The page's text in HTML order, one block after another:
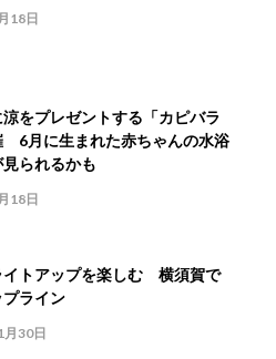
18日
をプレゼントする「カピバラ
6月に生まれた赤ちゃんの水浴
られるかも
18日
イトアップを楽しむ 横須賀で
ライン
30日